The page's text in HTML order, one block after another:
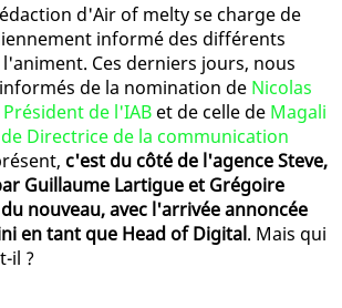
d'Air of melty se charge de
informé des différents
Ces derniers jours, nous
de la nomination de Nicolas
de l'IAB et de celle de Magali
Directrice de la communication
c'est du côté de l'agence Steve,
Guillaume Lartigue et Grégoire
nouveau, avec l'arrivée annoncée
en tant que Head of Digital. Mais qui
il ?